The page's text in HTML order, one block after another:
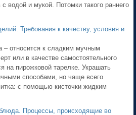
водой и мукой. Потомки такого раннего
Требования к качеству, условия и
– относится к сладким мучным
или в качестве самостоятельного
на пирожковой тарелке. Украшать
способами, но чаще всего
с помощью кисточки жидким
Процессы, происходящие во